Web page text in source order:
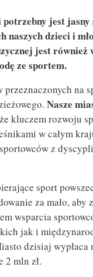
jest
naszych dzieci i
jest również
ze sportem.
na
Nasze
że kluczem rozwoju
w całym
z
sport
za mało,
wsparcia
jak i
dzisiaj
2 mln zł.